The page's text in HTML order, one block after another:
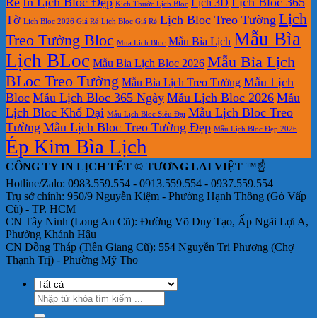
Kích Thước Lịch Bloc
Tờ Lịch Bloc 2026 Giá Rẻ Lịch Bloc Giá Rẻ Lịch Bloc Treo Tường Lịch
Treo Tường Bloc Mua Lich Bloc Mẫu Bìa Lịch Mẫu Bìa
Lịch BLoc Mẫu Bìa Lịch Bloc 2026 Mẫu Bìa Lịch
BLoc Treo Tường Mẫu Bìa Lịch Treo Tường Mẫu Lịch
Bloc Mẫu Lịch Bloc 365 Ngày Mẫu Lịch Bloc 2026 Mẫu
Lịch Bloc Khổ Đại Mẫu Lịch Bloc Siêu Đại Mẫu Lịch Bloc Treo
Tường Mẫu Lịch Bloc Treo Tường Đẹp Mẫu Lịch Bloc Đẹp 2026
Ép Kim Bìa Lịch
CÔNG TY IN LỊCH TẾT © TƯƠNG LAI VIỆT ™☝️
Hotline/Zalo: 0983.559.554 - 0913.559.554 - 0937.559.554
Trụ sở chính: 950/9 Nguyễn Kiệm - Phường Hạnh Thông (Gò Vấp
Cũ) - TP. HCM
CN Tây Ninh (Long An Cũ): Đường Võ Duy Tạo, Ấp Ngãi Lợi A,
Phường Khánh Hậu
CN Đồng Tháp (Tiền Giang Cũ): 554 Nguyễn Tri Phương (Chợ
Thạnh Trị) - Phường Mỹ Tho
Tìm
kiếm: